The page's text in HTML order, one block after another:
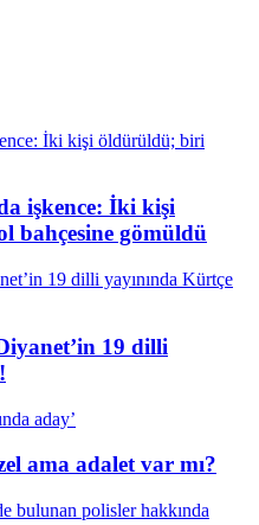
işkence: İki kişi
gömüldü
19 dilli
ama adalet var mı?